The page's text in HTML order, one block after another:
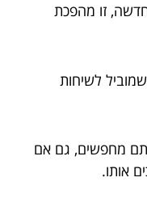
חדשה, זו מהפכת
לשיחות
מחפשים, גם אם
אותו.